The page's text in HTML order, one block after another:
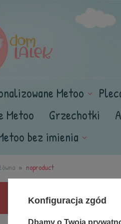
Metoo
Metoo
Grzechotki
bez imienia
noproduct
Konfiguracja zgód
Dbamy o Twoją